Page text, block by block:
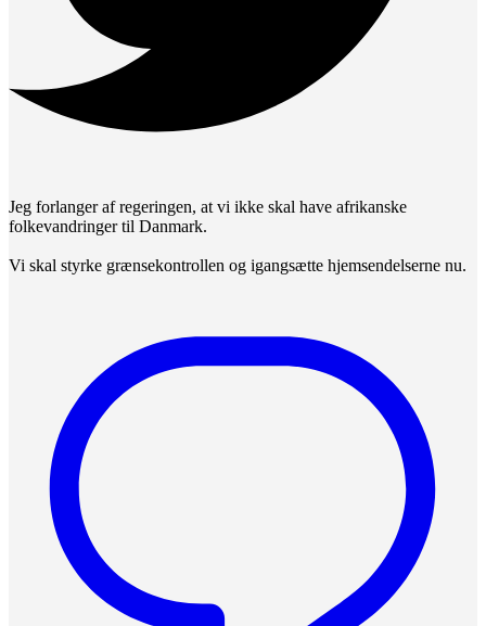
Jeg forlanger af regeringen, at vi ikke skal have afrikanske
folkevandringer til Danmark.
Vi skal styrke grænsekontrollen og igangsætte hjemsendelserne nu.